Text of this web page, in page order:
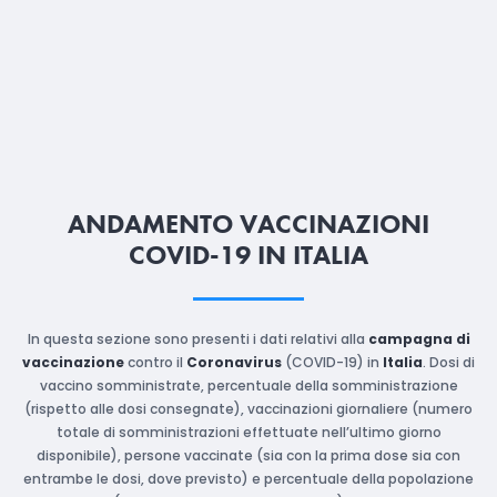
ANDAMENTO VACCINAZIONI
COVID-19 IN ITALIA
In questa sezione sono presenti i dati relativi alla campagna di
vaccinazionecontro il Coronavirus (COVID-19) in Italia. Dosi di
vaccino somministrate, percentuale della somministrazione
(rispetto alle dosi consegnate), vaccinazioni giornaliere (numero
totale di somministrazioni effettuate nell’ultimo giorno
disponibile), persone vaccinate (sia con la prima dose sia con
entrambe le dosi, dove previsto) e percentuale della popolazione